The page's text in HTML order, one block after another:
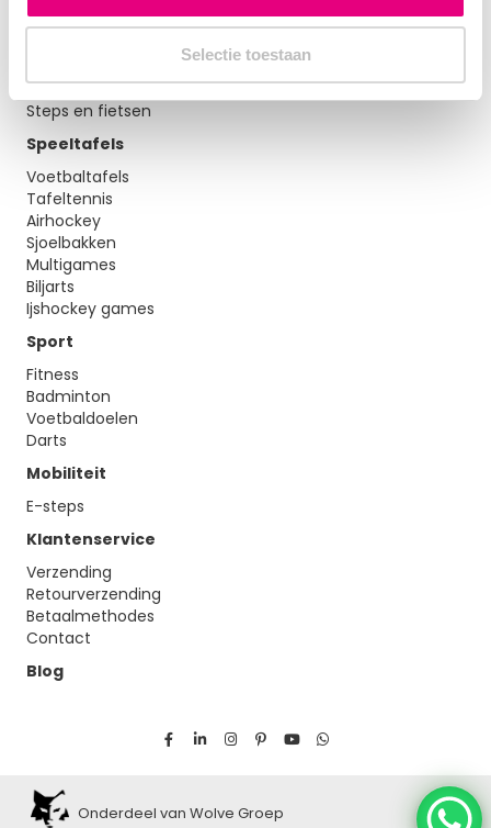
Selectie toestaan
Voetbaldoelen
Kruiwagens en zandbakken
Steps en fietsen
Speeltafels
Voetbaltafels
Tafeltennis
Airhockey
Sjoelbakken
Multigames
Biljarts
Ijshockey games
Sport
Fitness
Badminton
Voetbaldoelen
Darts
Mobiliteit
E-steps
Klantenservice
Verzending
Retourverzending
Betaalmethodes
Contact
Blog
Onderdeel van Wolve Groep